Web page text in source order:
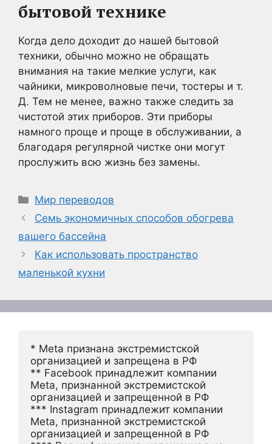
бытовой технике
Когда дело доходит до нашей бытовой
техники, обычно можно не обращать
внимания на такие мелкие услуги, как
чайники, микроволновые печи, тостеры и т.
Д. Тем не менее, важно также следить за
чистотой этих приборов. Эти приборы
намного проще и проще в обслуживании, а
благодаря регулярной чистке они могут
прослужить всю жизнь без замены.
Рубрики
Мир переводов
Семь экономичных способов обогрева
вашего бассейна
Как использовать пространство
маленькой кухни
* Meta признана экстремистской
организацией и запрещена в РФ
** Facebook принадлежит компании
Meta, признанной экстремистской
организацией и запрещенной в РФ
*** Instagram принадлежит компании
Meta, признанной экстремистской
организацией и запрещенной в РФ